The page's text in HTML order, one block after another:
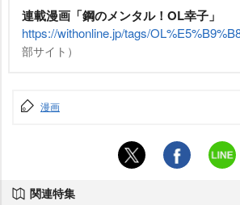
連載漫画「鋼のメンタル！OL幸子」
https://withonline.jp/tags/
部サイト）
漫画
関連特集